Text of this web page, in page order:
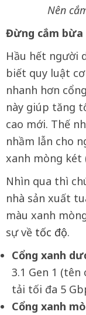
Nên
Đừng cắm bừa
Hầu hết người
biết quy luật
nhanh hơn
này giúp tăng
cao mới. Thế
nhầm lẫn cho
xanh mòng két
Nhìn qua thì
nhà sản xuất
màu xanh
sự về tốc độ.
Cổng xanh
3.1 Gen 1 (tên
tải tối đa 5
Cổng xanh